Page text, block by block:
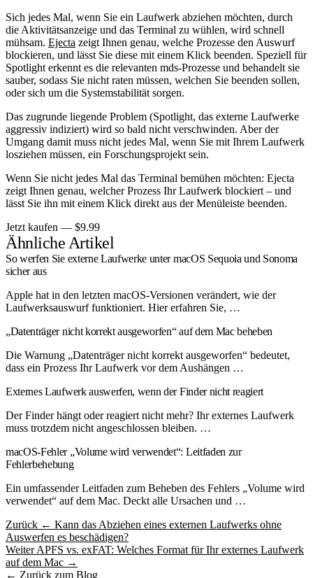
Sich jedes Mal, wenn Sie ein Laufwerk abziehen möchten, durch
die Aktivitätsanzeige und das Terminal zu wühlen, wird schnell
mühsam. Ejecta zeigt Ihnen genau, welche Prozesse den Auswurf
blockieren, und lässt Sie diese mit einem Klick beenden. Speziell für
Spotlight erkennt es die relevanten mds-Prozesse und behandelt sie
sauber, sodass Sie nicht raten müssen, welchen Sie beenden sollen,
oder sich um die Systemstabilität sorgen.
Das zugrunde liegende Problem (Spotlight, das externe Laufwerke
aggressiv indiziert) wird so bald nicht verschwinden. Aber der
Umgang damit muss nicht jedes Mal, wenn Sie mit Ihrem Laufwerk
losziehen müssen, ein Forschungsprojekt sein.
Wenn Sie nicht jedes Mal das Terminal bemühen möchten: Ejecta
zeigt Ihnen genau, welcher Prozess Ihr Laufwerk blockiert – und
lässt Sie ihn mit einem Klick direkt aus der Menüleiste beenden.
Jetzt kaufen — $9.99
Ähnliche Artikel
So werfen Sie externe Laufwerke unter macOS Sequoia und Sonoma
sicher aus
Apple hat in den letzten macOS-Versionen verändert, wie der
Laufwerksauswurf funktioniert. Hier erfahren Sie, …
„Datenträger nicht korrekt ausgeworfen“ auf dem Mac beheben
Die Warnung „Datenträger nicht korrekt ausgeworfen“ bedeutet,
dass ein Prozess Ihr Laufwerk vor dem Aushängen …
Externes Laufwerk auswerfen, wenn der Finder nicht reagiert
Der Finder hängt oder reagiert nicht mehr? Ihr externes Laufwerk
muss trotzdem nicht angeschlossen bleiben. …
macOS-Fehler „Volume wird verwendet“: Leitfaden zur
Fehlerbehebung
Ein umfassender Leitfaden zum Beheben des Fehlers „Volume wird
verwendet“ auf dem Mac. Deckt alle Ursachen und …
Zurück ← Kann das Abziehen eines externen Laufwerks ohne
Auswerfen es beschädigen?
Weiter APFS vs. exFAT: Welches Format für Ihr externes Laufwerk
auf dem Mac →
← Zurück zum Blog